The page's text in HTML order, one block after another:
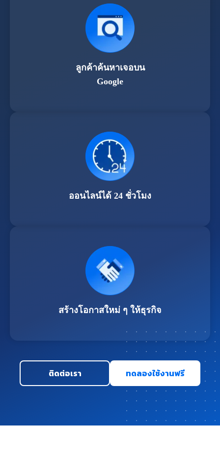
ลูกค้าค้นหาเจอบน
Google
ออนไลน์ได้ 24 ชั่วโมง
สร้างโอกาสใหม่ ๆ ให้ธุรกิจ
ติดต่อเรา ทดลองใช้งานฟรี